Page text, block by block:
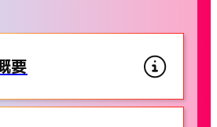
要